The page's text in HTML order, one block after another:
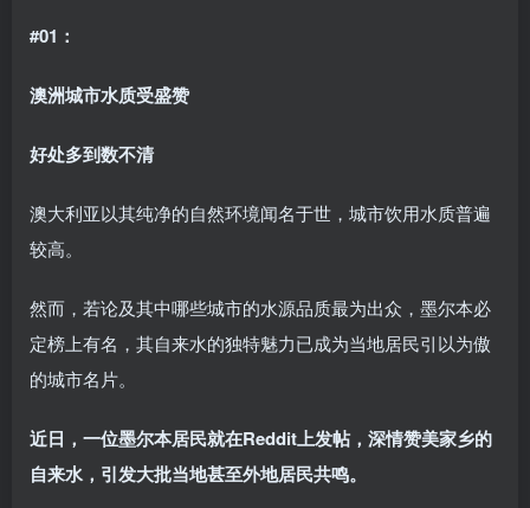
#01：
澳洲城市水质受盛赞
好处多到数不清
澳大利亚以其纯净的自然环境闻名于世，城市饮用水质普遍
较高。
然而，若论及其中哪些城市的水源品质最为出众，墨尔本必
定榜上有名，其自来水的独特魅力已成为当地居民引以为傲
的城市名片。
近日，一位墨尔本居民就在Reddit上发帖，深情赞美家乡的
自来水，引发大批当地甚至外地居民共鸣。